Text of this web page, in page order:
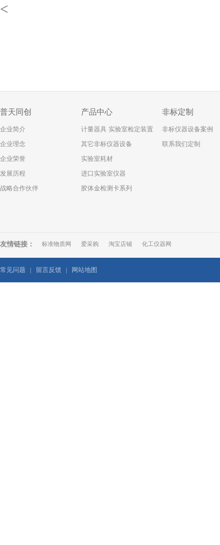
<
普天同创
企业简介
企业理念
企业荣誉
发展历程
战略合作伙伴
产品中心
计量器具 实验室检定装置
其它非标仪器设备
实验室耗材
进口实验室仪器
胶体金检测卡系列
非标定制
非标仪器设备案例
联系我们定制
友情链接： 标准物质网 爱采购 淘宝店铺 化工仪器网
常见问题 | 留言反馈 | 网站地图